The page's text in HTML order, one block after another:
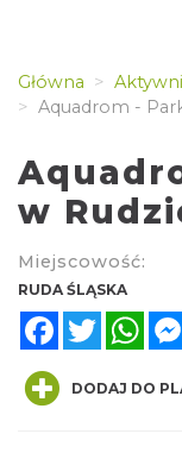
Główna
Aquadrom -
w
Miejscowość:
RUDA ŚLĄSKA
FacebookTwitter
DODAJ DO